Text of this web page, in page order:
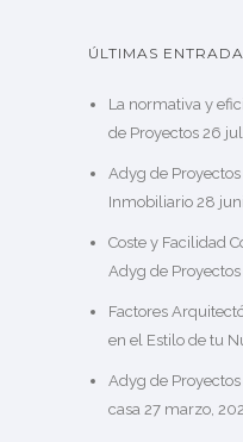
ÚLTIMAS
La normativa y
de Proyectos 26
Adyg de
Inmobiliario 28
Coste y Facilidad
Adyg de Proyectos
Factores
en el Estilo de tu
Adyg de
casa 27 marzo,